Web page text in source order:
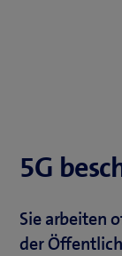
5G
Sie arbeiten
der